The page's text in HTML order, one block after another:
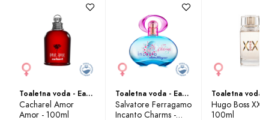
unoseći harmoniju i dubinu u svaku vašu kretnju.
Bazne note dodaju završni sloj sofisticiranosti, s
kombinacijom mošusa, irisa, i kedra iz Virdžinije, obavijenih
toplim dodirima ambera. Ovaj aromatični miks ostavlja
profinjen, dugotrajan trag, otmjen i izvanredno postojan,
nijansiran kako bi zračio diskretnom elegancijom.
Toaletna voda - Eau de Toilette (EDT)
Cacharel Amor
Amor - 100ml
Toaletna voda - Eau de Toilette (EDT)
Salvatore Ferragamo
Incanto Charms -
Hugo Boss XX -
100ml